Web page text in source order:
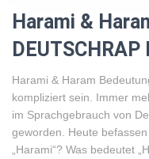
Harami &
DEUTSCHRAP
Harami & Haram
kompliziert sein. Immer
im Sprachgebrauch von
geworden. Heute
„Harami“? Was bedeutet